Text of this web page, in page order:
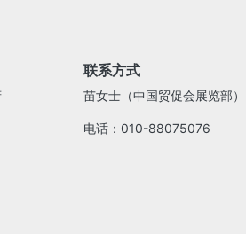
联系方式
苗女士（中国贸促会展览部）
电话：010-88075076